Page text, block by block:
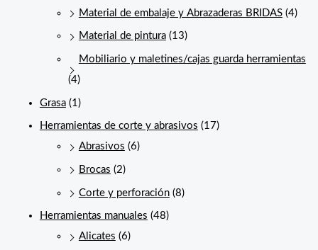
Material de embalaje y Abrazaderas BRIDAS (4)
Material de pintura (13)
Mobiliario y maletines/cajas guarda herramientas
(4)
Grasa (1)
Herramientas de corte y abrasivos (17)
Abrasivos (6)
Brocas (2)
Corte y perforación (8)
Herramientas manuales (48)
Alicates (6)